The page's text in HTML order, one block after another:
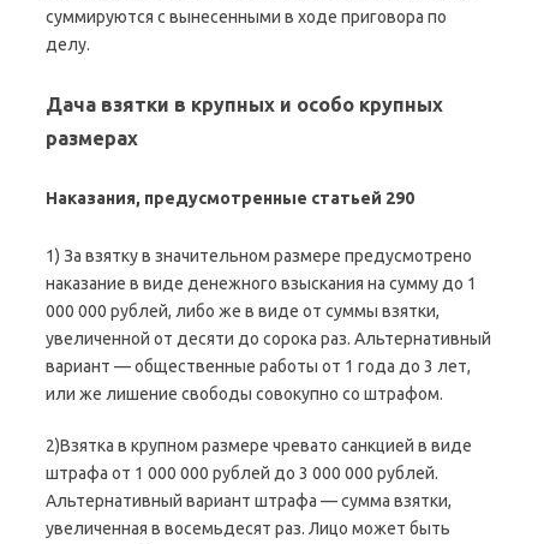
суммируются с вынесенными в ходе приговора по
делу.
Дача взятки в крупных и особо крупных
размерах
Наказания, предусмотренные статьей 290
1) За взятку в значительном размере предусмотрено
наказание в виде денежного взыскания на сумму до 1
000 000 рублей, либо же в виде от суммы взятки,
увеличенной от десяти до сорока раз. Альтернативный
вариант — общественные работы от 1 года до 3 лет,
или же лишение свободы совокупно со штрафом.
2)Взятка в крупном размере чревато санкцией в виде
штрафа от 1 000 000 рублей до 3 000 000 рублей.
Альтернативный вариант штрафа — сумма взятки,
увеличенная в восемьдесят раз. Лицо может быть